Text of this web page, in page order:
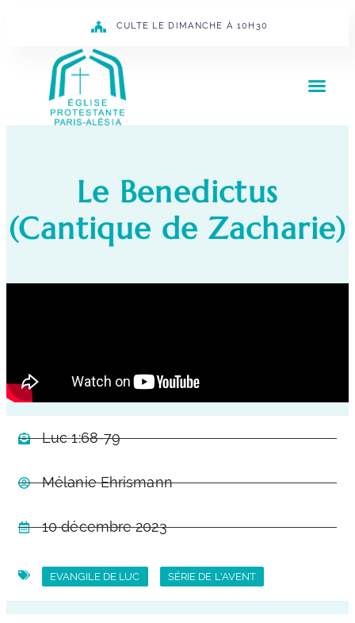
CULTE LE DIMANCHE À 10H30
Le Benedictus
(Cantique de Zacharie)
Luc 1:68-79
Mélanie Ehrismann
10 décembre 2023
EVANGILE DE LUC SÉRIE DE L'AVENT